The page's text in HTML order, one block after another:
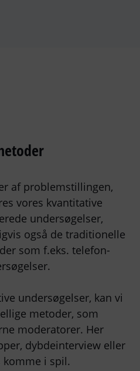
af problemstillingen,
vores kvantitative
undersøgelser,
også de traditionelle
som f.eks. telefon-
undersøgelser, kan vi
metoder, som
moderatorer. Her
dybdeinterview eller
i spil.